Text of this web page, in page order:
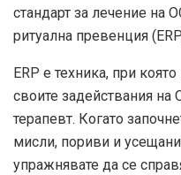
стандарт за лечение на
ритуална превенция
ERP е техника, при
своите задействания
терапевт. Когато
мисли, пориви и
упражнявате да се